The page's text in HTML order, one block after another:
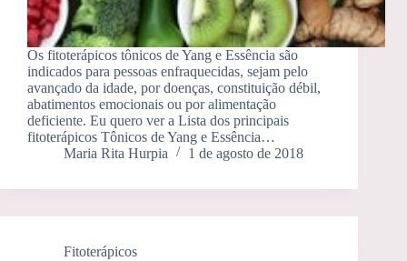
Os fitoterápicos tônicos de Yang e Essência são
indicados para pessoas enfraquecidas, sejam pelo
avançado da idade, por doenças, constituição débil,
abatimentos emocionais ou por alimentação
deficiente. Eu quero ver a Lista dos principais
fitoterápicos Tônicos de Yang e Essência…
Maria Rita Hurpia
1 de agosto de 2018
Fitoterápicos